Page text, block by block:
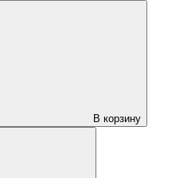
В корзину